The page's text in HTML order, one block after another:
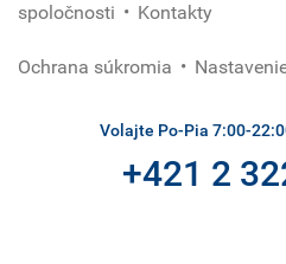
spoločnosti
Kontakty
Ochrana súkromia
Volajte Po-Pia 7:00-
+421 2